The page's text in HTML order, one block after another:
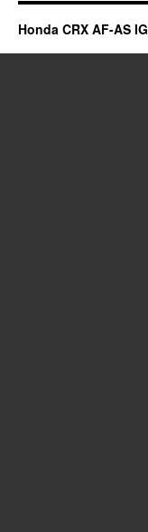
Honda CRX AF-AS IG